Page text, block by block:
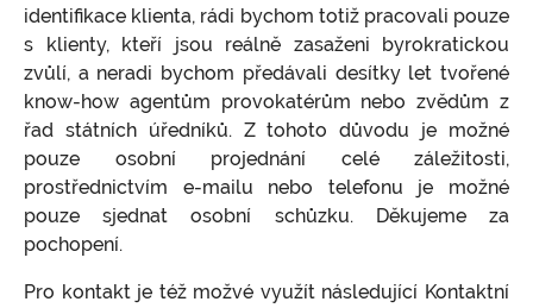
identifikace klienta, rádi bychom totiž pracovali pouze
s klienty, kteří jsou reálně zasaženi byrokratickou
zvůlí, a neradi bychom předávali desítky let tvořené
know-how agentům provokatérům nebo zvědům z
řad státních úředníků. Z tohoto důvodu je možné
pouze osobní projednání celé záležitosti,
prostřednictvím e-mailu nebo telefonu je možné
pouze sjednat osobní schůzku. Děkujeme za
pochopení.
Pro kontakt je též možvé využít následující Kontaktní